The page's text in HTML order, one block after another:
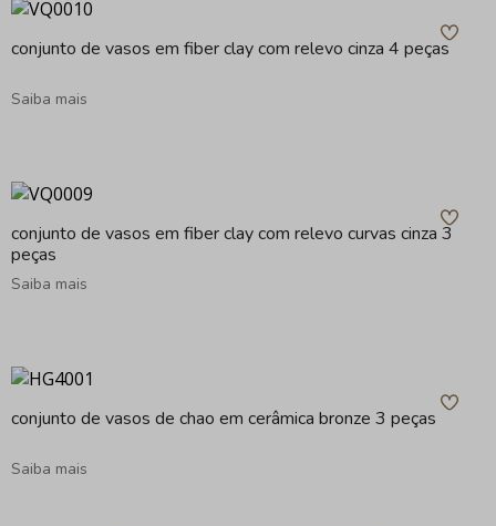
conjunto de vasos em fiber clay com relevo cinza 4 peças
Saiba mais
conjunto de vasos em fiber clay com relevo curvas cinza 3
peças
Saiba mais
conjunto de vasos de chao em cerâmica bronze 3 peças
Saiba mais